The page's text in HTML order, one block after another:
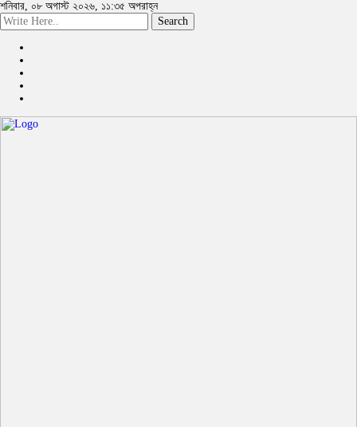
শনিবার, ০৮ অগাস্ট ২০২৬, ১১:৩৫ অপরাহ্ন
Search